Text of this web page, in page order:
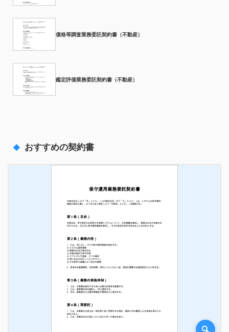
価格等調査業務委託契約書（不動産）
鑑定評価業務委託契約書（不動産）
おすすめの契約書